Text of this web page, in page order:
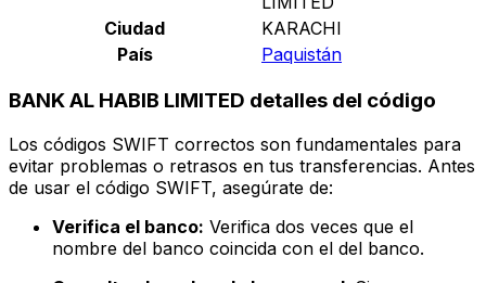
Ciudad
KARACHI
País
Paquistán
BANK AL HABIB LIMITED detalles del código
Los códigos SWIFT correctos son fundamentales para
evitar problemas o retrasos en tus transferencias. Antes
de usar el código SWIFT, asegúrate de:
Verifica el banco: Verifica dos veces que el
nombre del banco coincida con el del banco.